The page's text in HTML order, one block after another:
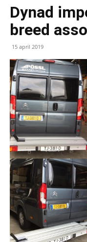
Dynad
breed
15 april 2019